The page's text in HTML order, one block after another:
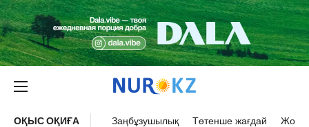
ОҚЫС ОҚИҒА Заңбұзушылық Төтенше жағдай Жол